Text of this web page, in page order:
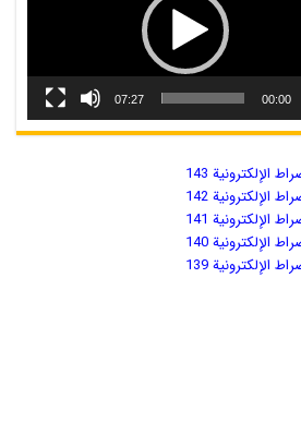
00:00
07:27
الإلكترونية 143
الإلكترونية 142
الإلكترونية 141
الإلكترونية 140
الإلكترونية 139